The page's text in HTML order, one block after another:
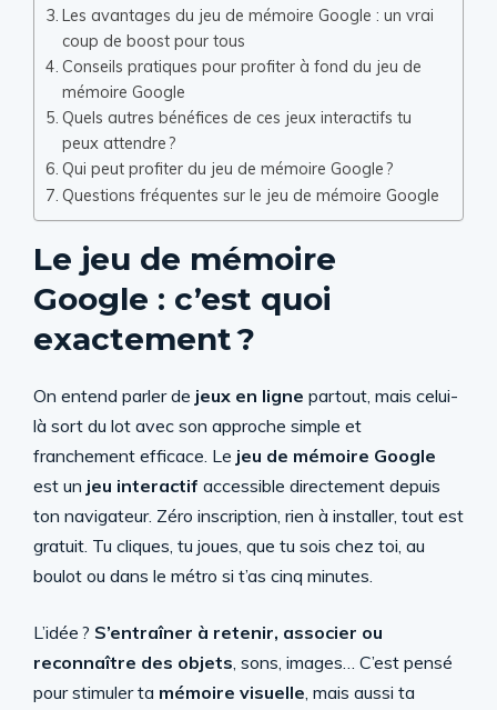
Les avantages du jeu de mémoire Google : un vrai
coup de boost pour tous
Conseils pratiques pour profiter à fond du jeu de
mémoire Google
Quels autres bénéfices de ces jeux interactifs tu
peux attendre ?
Qui peut profiter du jeu de mémoire Google ?
Questions fréquentes sur le jeu de mémoire Google
Le jeu de mémoire
Google : c’est quoi
exactement ?
On entend parler de jeux en ligne partout, mais celui-
là sort du lot avec son approche simple et
franchement efficace. Le jeu de mémoire Google
est un jeu interactif accessible directement depuis
ton navigateur. Zéro inscription, rien à installer, tout est
gratuit. Tu cliques, tu joues, que tu sois chez toi, au
boulot ou dans le métro si t’as cinq minutes.
L’idée ? S’entraîner à retenir, associer ou
reconnaître des objets, sons, images… C’est pensé
pour stimuler ta mémoire visuelle, mais aussi ta